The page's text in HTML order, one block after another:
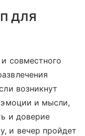
для
совместного
возникнут
эмоции и мысли,
и доверие
и вечер пройдет